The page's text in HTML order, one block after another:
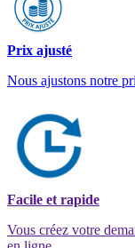
Prix ajusté
Nous ajustons notre
Facile et rapide
Vous créez votre